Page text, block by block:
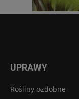
UPRAWY
Rośliny ozdobne